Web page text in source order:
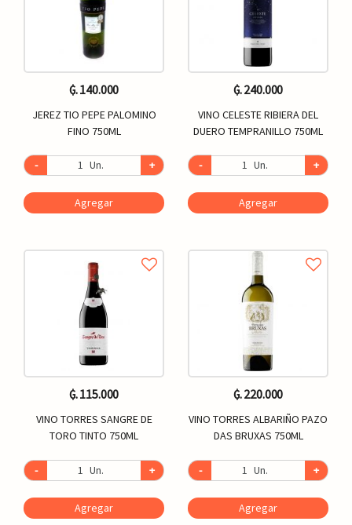
₲. 140.000
JEREZ TIO PEPE PALOMINO
FINO 750ML
- Un. +
Agregar
₲. 115.000
VINO TORRES SANGRE DE
TORO TINTO 750ML
- Un. +
Agregar
₲. 240.000
VINO CELESTE RIBIERA DEL
DUERO TEMPRANILLO 750ML
- Un. +
Agregar
₲. 220.000
VINO TORRES ALBARIÑO PAZO
DAS BRUXAS 750ML
- Un. +
Agregar